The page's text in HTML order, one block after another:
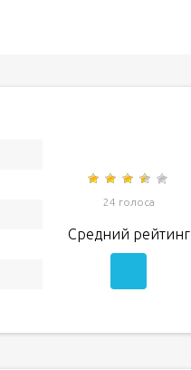
24 голоса
Средний рейтинг